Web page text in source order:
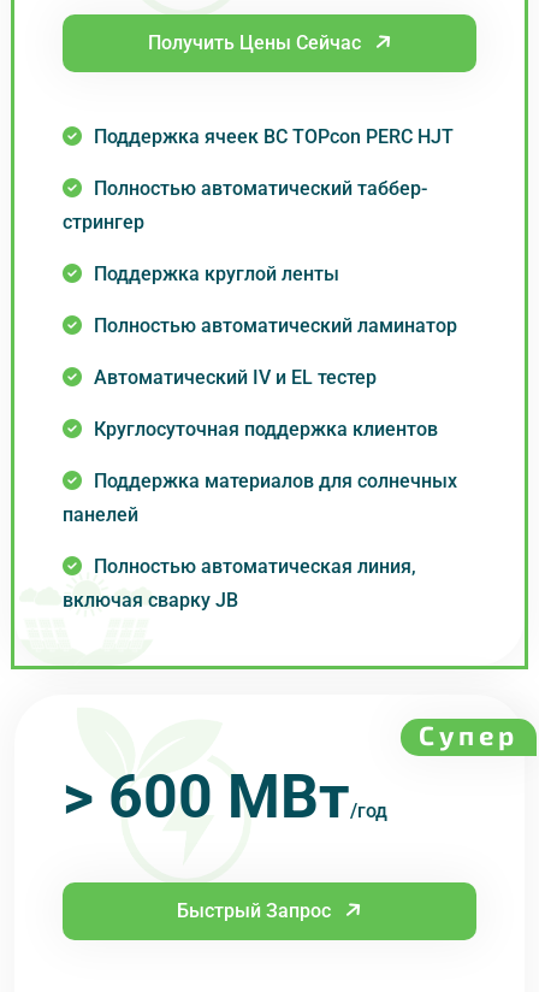
Получить Цены Сейчас
Поддержка ячеек BC TOPcon PERC HJT
Полностью автоматический таббер-
стрингер
Поддержка круглой ленты
Полностью автоматический ламинатор
Автоматический IV и EL тестер
Круглосуточная поддержка клиентов
Поддержка материалов для солнечных
панелей
Полностью автоматическая линия,
включая сварку JB
Супер
> 600 МВт/год
Быстрый Запрос